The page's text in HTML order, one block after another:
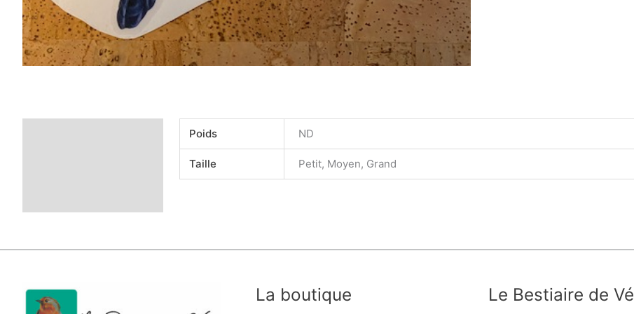
Poids ND
Taille Petit, Moyen, Grand
La boutique Le Bestiaire de Vé